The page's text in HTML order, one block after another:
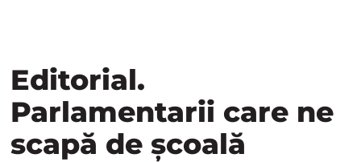
Editorial.
Parlamentarii care ne
scapă de școală